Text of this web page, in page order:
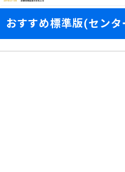
おすすめ標準版(センタ